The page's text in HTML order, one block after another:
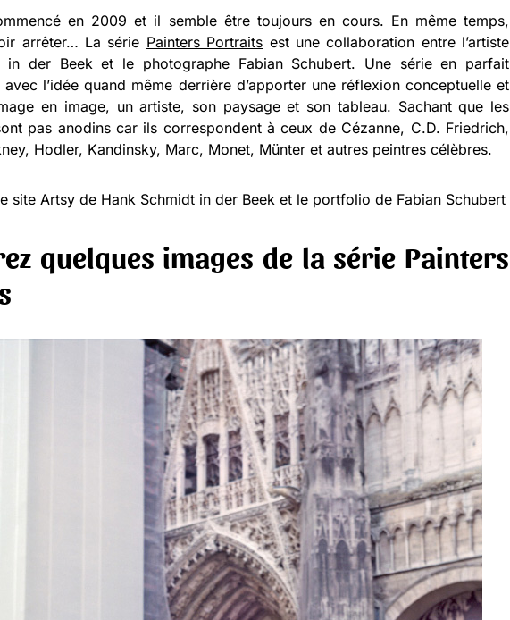
en 2009 et il semble être toujours en cours. En même temps,
arrêter… La série Painters Portraits est une collaboration entre l’artiste
in der Beek et le photographe Fabian Schubert. Une série en parfait
l’idée quand même derrière d’apporter une réflexion conceptuelle et
en image, un artiste, son paysage et son tableau. Sachant que les
pas anodins car ils correspondent à ceux de Cézanne, C.D. Friedrich,
Hodler, Kandinsky, Marc, Monet, Münter et autres peintres célèbres.
site Artsy de Hank Schmidt in der Beek et le portfolio de Fabian Schubert
quelques images de la série Painters